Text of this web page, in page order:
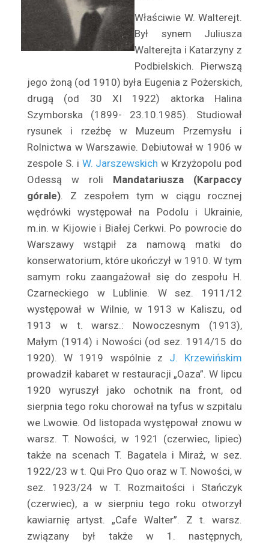
Bajkowska Zofia
Balcerkiewiczówna Maria
Balcerzak Aleksander
Baliszewska Julia
Baliszewski Sylwin
Bandrowska – Turska Ewa
Bańkowska Maria
Barczewska Antonina
Barda Ludwik
Bardziejewski Tadeusz
Bargielska Maria
Baronówna Jadwiga
Barszczewska Wanda
Barszczewska Elżbieta
Bartówna Wanda
Barwińska Zofia
Barwińska Leonia
Barwiński Henryk
Baryka Eugeniusz
Batycka Zofia
Baurska – Wiśniewska Halina
Bay Rydzewski Marcin
Bedlewicz Franciszek
Bednarczyk Antoni
Belina Anna
Bełkowska Halina
Belska Klara
Belski Stanisław
Właściwie W. Walterejt.
Był synem Juliusza
Walterejta i Katarzyny z
Podbielskich. Pierwszą
jego żoną (od 1910) była Eugenia z Pożerskich,
drugą (od 30 XI 1922) aktorka Hali­na
Szymborska (1899- 23.10.1985). Studiował
rysunek i rzeźbę w Muzeum Przemysłu i
Rolnictwa w Warszawie. Debiutował w 1906 w
zespole S. i W. Jarszewskich w Krzyżopolu pod
Odessą w roli Mandatariusza (Karpaccy
górale). Z zes­połem tym w ciągu rocznej
wędrówki występował na Podolu i Ukrainie,
m.in. w Kijowie i Białej Cerkwi. Po powrocie do
Warszawy wstąpił za namową matki do
konserwatorium, które ukończył w 1910. W tym
samym roku zaangażował się do zespołu H.
Czarnec­kiego w Lublinie. W sez. 1911/12
występował w Wil­nie, w 1913 w Kaliszu, od
1913 w t. warsz.: Nowo­czesnym (1913),
Małym (1914) i Nowości (od sez. 1914/15 do
1920). W 1919 wspólnie z J. Krzewińskim
prowadził kabaret w restauracji „Oaza”. W lipcu
1920 wyruszył jako ochotnik na front, od
sierpnia tego roku chorował na tyfus w szpitalu
we Lwowie. Od listopada występował znowu w
warsz. T. Nowości, w 1921 (czer­wiec, lipiec)
także na scenach T. Bagatela i Miraż, w sez.
1922/23 w t. Qui Pro Quo oraz w T. Nowości, w
sez. 1923/24 w T. Rozmaitości i Stańczyk
(czerwiec), a w sierpniu tego roku otworzył
kawiarnię artyst. „Cafe Walter”. Z t. warsz.
związany był także w 1. następ­nych,